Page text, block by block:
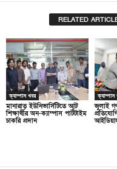
RELATED
ক্যাম্পাস খবর
মানারাত ইউনিভার্সিটিতে আট
শিক্ষার্থীর অন-ক্যাম্পাস পার্টটাইম
চাকরি প্রদান
ক্যাম্পাস
জুলাই